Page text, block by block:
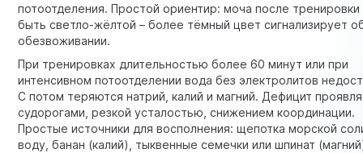
потоотделения. Простой ориентир: моча после
быть светло-жёлтой – более тёмный цвет сигнализирует
обезвоживании.
При тренировках длительностью более 60 минут или при
интенсивном потоотделении вода без электролитов
С потом теряются натрий, калий и магний. Дефицит
судорогами, резкой усталостью, снижением координации.
Простые источники для восполнения: щепотка морской
воду, банан (калий), тыквенные семечки или шпинат